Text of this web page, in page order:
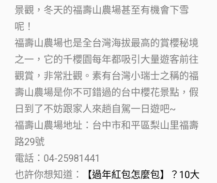
景觀，冬天的福壽山農場甚至有機會下雪
呢！
福壽山農場也是全台灣海拔最高的賞櫻秘境
之一，它的千櫻園每年都吸引大量遊客前往
觀賞，非常壯觀。素有台灣小瑞士之稱的福
壽山農場是你不可錯過的台中櫻花景點，假
日到了不妨跟家人來趟自駕一日遊吧~
福壽山農場地址：台中市和平區梨山里福壽
路29號
電話：04-25981441
也許你想知道：
【過年紅包怎麼包】？10大